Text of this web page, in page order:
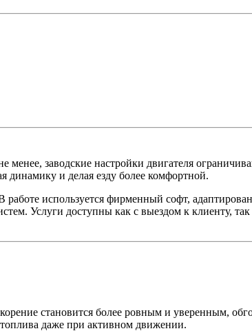
заводские настройки двигателя
и делая езду более комфортной.
используется фирменный софт,
Услуги доступны как с выездом к клиенту,
становится более ровным и уверенным,
даже при активном движении.